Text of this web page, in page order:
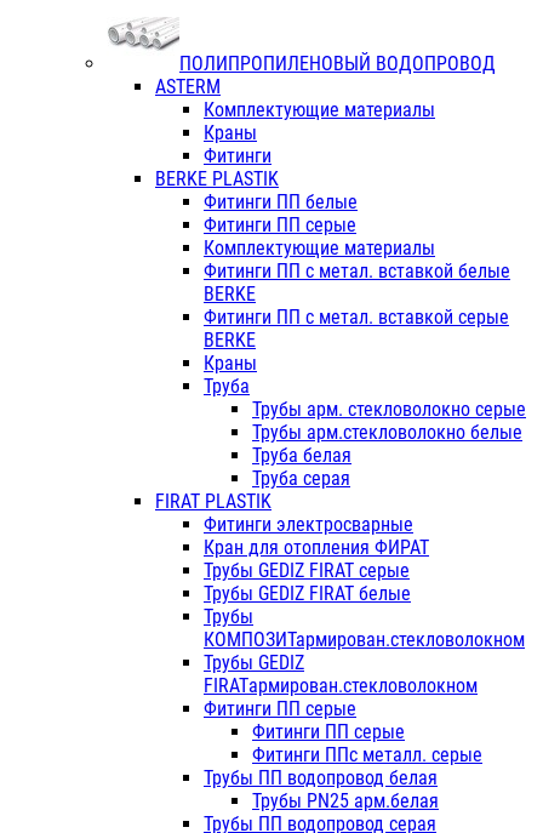
ПОЛИПРОПИЛЕНОВЫЙ ВОДОПРОВОД
ASTERM
Комплектующие материалы
Краны
Фитинги
BERKE PLASTIK
Фитинги ПП белые
Фитинги ПП серые
Комплектующие материалы
Фитинги ПП с метал. вставкой белые
BERKE
Фитинги ПП с метал. вставкой серые
BERKE
Краны
Труба
Трубы арм. стекловолокно серые
Трубы арм.стекловолокно белые
Труба белая
Труба серая
FIRAT PLASTIK
Фитинги электросварные
Кран для отопления ФИРАТ
Трубы GEDIZ FIRAT серые
Трубы GEDIZ FIRAT белые
Трубы
КОМПОЗИТармирован.стекловолокном
Трубы GEDIZ
FIRATармирован.стекловолокном
Фитинги ПП серые
Фитинги ПП серые
Фитинги ППс металл. серые
Трубы ПП водопровод белая
Трубы PN25 арм.белая
Трубы ПП водопровод серая